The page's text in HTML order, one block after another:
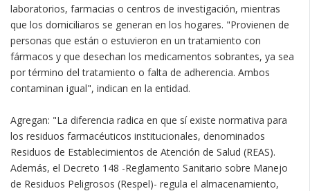
laboratorios, farmacias o centros de investigación, mientras
que los domiciliaros se generan en los hogares. "Provienen de
personas que están o estuvieron en un tratamiento con
fármacos y que desechan los medicamentos sobrantes, ya sea
por término del tratamiento o falta de adherencia. Ambos
contaminan igual", indican en la entidad.
Agregan: "La diferencia radica en que sí existe normativa para
los residuos farmacéuticos institucionales, denominados
Residuos de Establecimientos de Atención de Salud (REAS).
Además, el Decreto 148 -Reglamento Sanitario sobre Manejo
de Residuos Peligrosos (Respel)- regula el almacenamiento,